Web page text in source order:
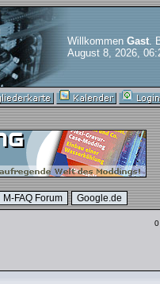
Willkommen Gast.
August 8, 2026,